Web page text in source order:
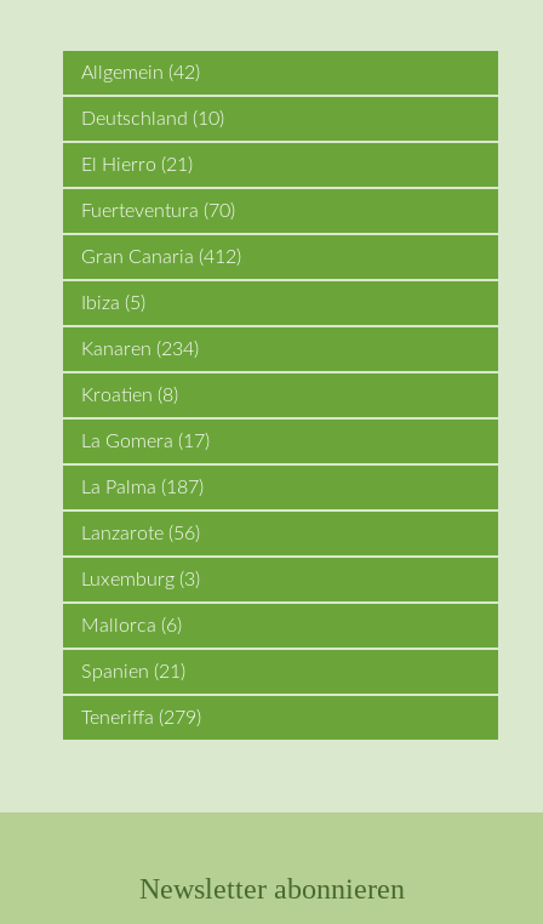
Allgemein (42)
Deutschland (10)
El Hierro (21)
Fuerteventura (70)
Gran Canaria (412)
Ibiza (5)
Kanaren (234)
Kroatien (8)
La Gomera (17)
La Palma (187)
Lanzarote (56)
Luxemburg (3)
Mallorca (6)
Spanien (21)
Teneriffa (279)
Newsletter abonnieren